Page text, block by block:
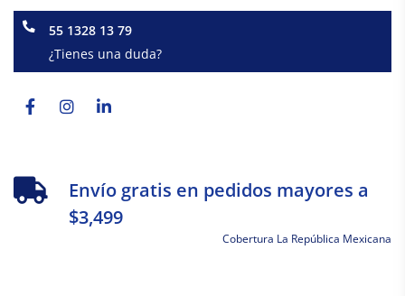
55 1328 13 79
¿Tienes una duda?
f
Envío gratis en pedidos mayores a
$3,499
Cobertura La República Mexicana